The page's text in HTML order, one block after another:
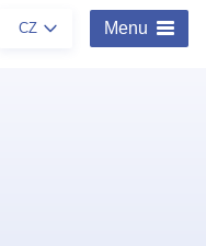
CZ Menu